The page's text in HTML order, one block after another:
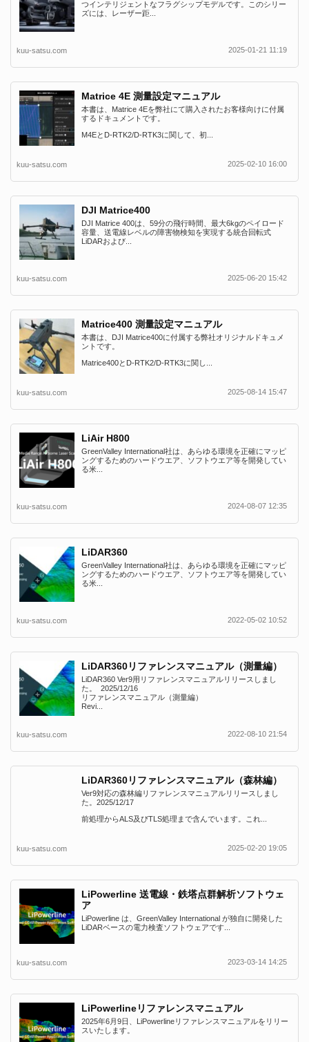
つインテリジェントなフラグシップモデルです。このシリー
ズには、レーザー距...
kuu-satsu.com 2025-01-21 11:19
Matrice 4E 測量設定マニュアル
本書は、Matrice 4Eを弊社にて購入されたお客様向けに付属
するドキュメントです。
M4EとD-RTK2/D-RTK3に関して、初...
kuu-satsu.com 2025-02-10 16:00
DJI Matrice400
DJI Matrice 400は、59分の飛行時間、最大6kgのペイロード
容量、送電線レベルの障害物検知を実現する統合回転式
LiDARおよび...
kuu-satsu.com 2025-06-20 15:42
Matrice400 測量設定マニュアル
本書は、DJI Matrice400に付属する弊社オリジナルドキュメ
ントです。
Matrice400とD-RTK2/D-RTK3に関し...
kuu-satsu.com 2025-08-14 15:47
LiAir H800
GreenValley International社は、あらゆる環境を正確にマッピ
ングするためのハードウエア、ソフトウエア等を開発してい
る米...
kuu-satsu.com 2024-08-07 12:35
LiDAR360
GreenValley International社は、あらゆる環境を正確にマッピ
ングするためのハードウエア、ソフトウエア等を開発してい
る米...
kuu-satsu.com 2022-05-02 10:52
LiDAR360リファレンスマニュアル（測量編）
LiDAR360 Ver9用リファレンスマニュアルリリースしまし
た。 2025/12/16
リファレンスマニュアル（測量編）
Revi...
kuu-satsu.com 2022-08-10 21:54
LiDAR360リファレンスマニュアル（森林編）
Ver9対応の森林編リファレンスマニュアルリリースしまし
た。2025/12/17
前処理からALS及びTLS処理まで含んでいます。これ...
kuu-satsu.com 2025-02-20 19:05
LiPowerline 送電線・鉄塔点群解析ソフトウェ
ア
LiPowerline は、GreenValley International が独自に開発した
LiDARベースの電力検査ソフトウェアです...
kuu-satsu.com 2023-03-14 14:25
LiPowerlineリファレンスマニュアル
2025年6月9日、LiPowerlineリファレンスマニュアルをリリー
スいたします。